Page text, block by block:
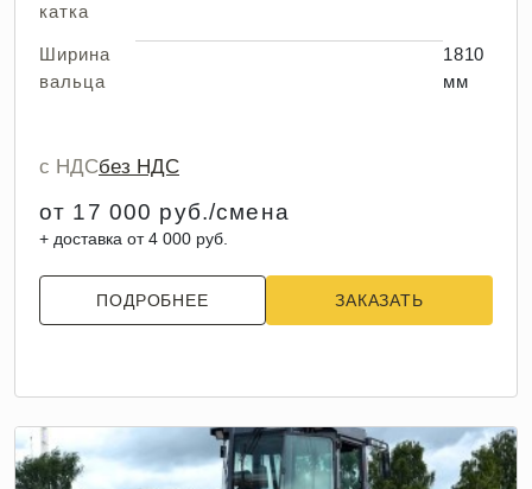
катка
Ширина
вальца
1810
мм
с НДСбез НДС
от 17 000 руб./смена
+ доставка от 4 000 руб.
ПОДРОБНЕЕ ЗАКАЗАТЬ